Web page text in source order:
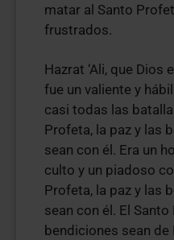
matar al Santo
frustrados.
Hazrat ‘Ali, que
fue un valiente y
casi todas las
Profeta, la paz y las
sean con él. Era un
culto y un piadoso
Profeta, la paz y las
sean con él. El
bendiciones sean de